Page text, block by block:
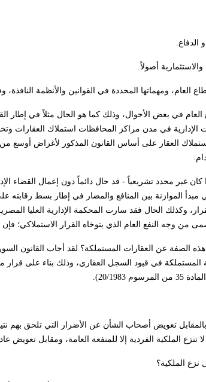
الإدارية في مدن مراكز المحافظات استملاك العقارات
استملاك العقار على أساس القانون المذكور لأغراض
غير محدد تشريعياً - قد حال دائماً دون إعمال القضاء
الموازنة بين المنافع والمضار في إطار بسط رقابته
وكذلك الحال فقد سارت المحكمة الإدارية العليا
وجه النفع العام الذي يتوخاه القرار الاستملاكي؛ فإن
هذه الصفة عن العقارات المستملكة؟ لقد أجاب القانون
المستملكة في قيود السجل العقاري، وذلك بناء على
1983).
بالمقابل تعويض أصحاب الشأن عن الأضرار التي تلحق بهم
الملكية؟